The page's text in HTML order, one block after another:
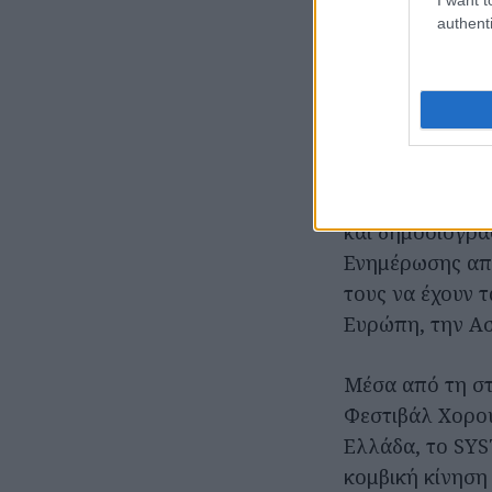
Από το
Το SYSTEMA
of
σήμερα
και
Ενημέρωσης
τους να έχουν
Ευρώπη, την
Μέσα από τη
Φεστιβάλ
Ελλάδα, το
κομβική